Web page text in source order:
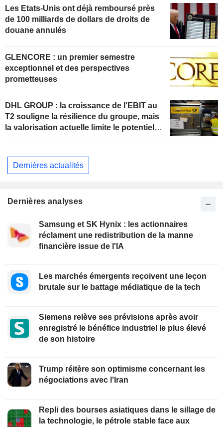
Les Etats-Unis ont déjà remboursé près
de 100 milliards de dollars de droits de
douane annulés
GLENCORE : un premier semestre
exceptionnel et des perspectives
prometteuses
DHL GROUP : la croissance de l'EBIT au
T2 souligne la résilience du groupe, mais
la valorisation actuelle limite le potentiel
Dernières actualités
Dernières analyses
Samsung et SK Hynix : les actionnaires
réclament une redistribution de la manne
financière issue de l'IA
Les marchés émergents reçoivent une leçon
brutale sur le battage médiatique de la tech
Siemens relève ses prévisions après avoir
enregistré le bénéfice industriel le plus élevé
de son histoire
Trump réitère son optimisme concernant les
négociations avec l'Iran
Repli des bourses asiatiques dans le sillage de
la technologie, le pétrole stable face aux